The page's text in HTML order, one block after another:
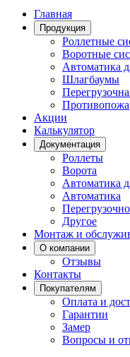
Главная
Продукция
Роллетные
Воротные
Автоматика
Шлагбаумы
Акции
Калькулятор
Документация
Роллеты
Ворота
Автоматика
Автоматика
Другое
Монтаж и
О компании
Отзывы
Контакты
Покупателям
Оплата и
Гарантии
Замер
Вопросы и